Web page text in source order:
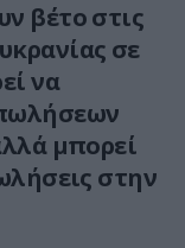
βέτο στις
σε
να
μπορεί
στην